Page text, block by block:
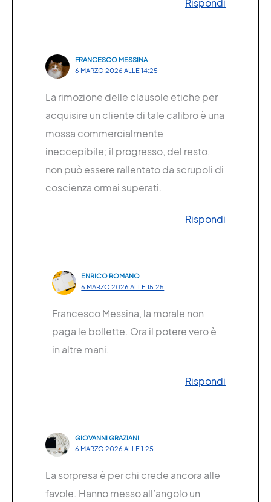
FRANCESCO MESSINA
6 MARZO 2026 ALLE 14:25
La rimozione delle clausole etiche per
acquisire un cliente di tale calibro è una
mossa commercialmente
ineccepibile; il progresso, del resto,
non può essere rallentato da scrupoli di
coscienza ormai superati.
Rispondi
ENRICO ROMANO
6 MARZO 2026 ALLE 15:25
Francesco Messina, la morale non
paga le bollette. Ora il potere vero è
in altre mani.
Rispondi
GIOVANNI GRAZIANI
6 MARZO 2026 ALLE 1:25
La sorpresa è per chi crede ancora alle
favole. Hanno messo all’angolo un